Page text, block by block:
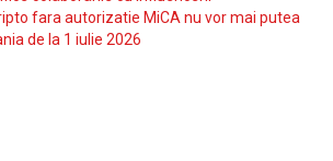
fara autorizatie MiCA nu vor mai putea
de la 1 iulie 2026